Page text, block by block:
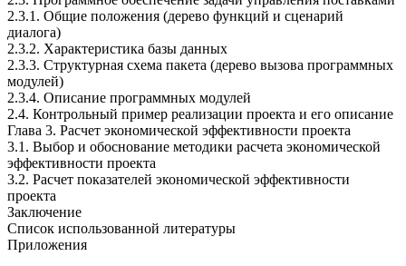
2.3.1. Общие положения (дерево функций и сценарий
диалога)
2.3.2. Характеристика базы данных
2.3.3. Структурная схема пакета (дерево вызова программных
модулей)
2.3.4. Описание программных модулей
2.4. Контрольный пример реализации проекта и его описание
Глава 3. Расчет экономической эффективности проекта
3.1. Выбор и обоснование методики расчета экономической
эффективности проекта
3.2. Расчет показателей экономической эффективности
проекта
Заключение
Список использованной литературы
Приложения